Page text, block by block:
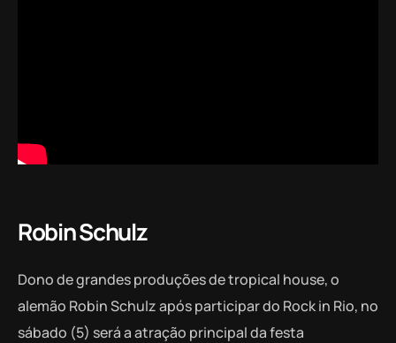
Robin Schulz
Dono de grandes produções de tropical house, o
alemão Robin Schulz após participar do Rock in Rio, no
sábado (5) será a atração principal da festa